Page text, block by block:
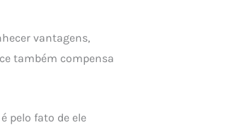
vantagens,
também compensa
pelo fato de ele